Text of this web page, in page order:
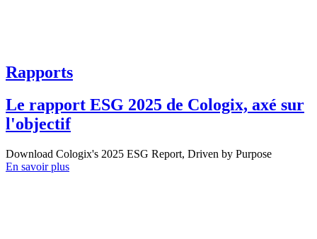
Rapports
Le rapport ESG 2025 de Cologix, axé sur
l'objectif
Download Cologix's 2025 ESG Report, Driven by Purpose
En savoir plus